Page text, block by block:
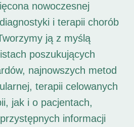
nowoczesnej
i terapii chorób
ją z myślą
poszukujących
najnowszych metod
terapii celowanych
jak i o pacjentach,
informacji